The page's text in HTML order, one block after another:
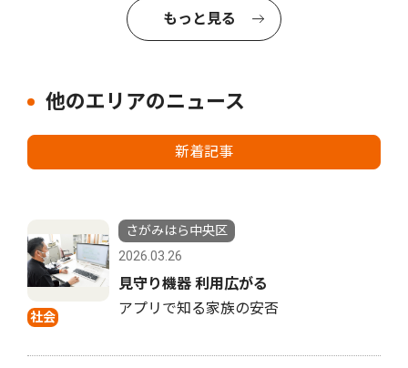
もっと見る
他のエリアのニュース
新着記事
社会
さがみはら中央区
2026.03.26
見守り機器 利用広がる
アプリで知る家族の安否